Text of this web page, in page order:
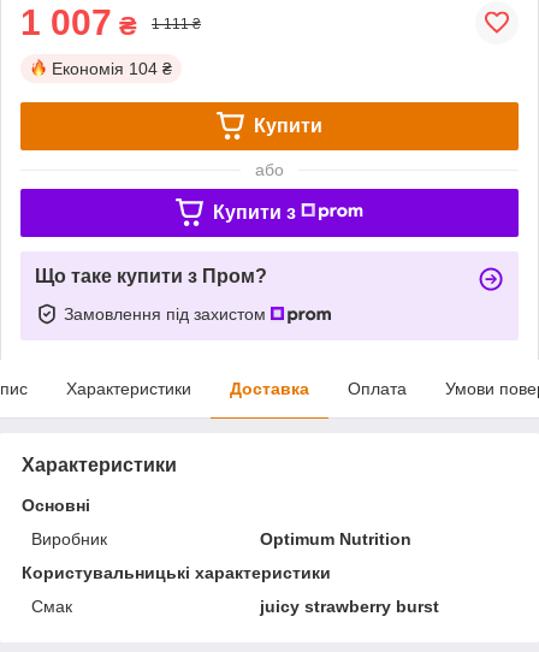
1 007 ₴ 1 111 ₴
Економія 104 ₴
Купити
або
Купити з
Що таке купити з Пром?
Замовлення під захистом
Характеристики Доставка Оплата Умови
Характеристики
Основні
Виробник
Optimum Nutrition
Користувальницькі характеристики
Смак
juicy strawberry burst